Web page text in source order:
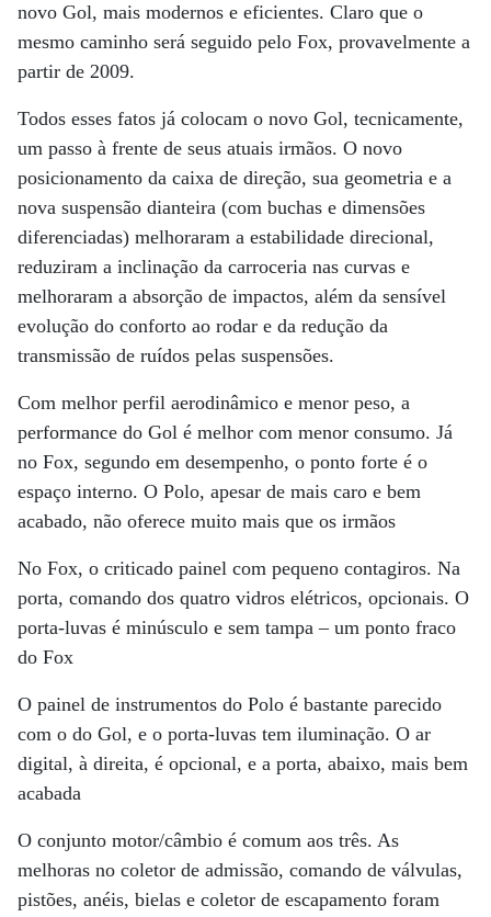
novo Gol, mais modernos e eficientes. Claro que o
mesmo caminho será seguido pelo Fox, provavelmente a
partir de 2009.
Todos esses fatos já colocam o novo Gol, tecnicamente,
um passo à frente de seus atuais irmãos. O novo
posicionamento da caixa de direção, sua geometria e a
nova suspensão dianteira (com buchas e dimensões
diferenciadas) melhoraram a estabilidade direcional,
reduziram a inclinação da carroceria nas curvas e
melhoraram a absorção de impactos, além da sensível
evolução do conforto ao rodar e da redução da
transmissão de ruídos pelas suspensões.
Com melhor perfil aerodinâmico e menor peso, a
performance do Gol é melhor com menor consumo. Já
no Fox, segundo em desempenho, o ponto forte é o
espaço interno. O Polo, apesar de mais caro e bem
acabado, não oferece muito mais que os irmãos
No Fox, o criticado painel com pequeno contagiros. Na
porta, comando dos quatro vidros elétricos, opcionais. O
porta-luvas é minúsculo e sem tampa – um ponto fraco
do Fox
O painel de instrumentos do Polo é bastante parecido
com o do Gol, e o porta-luvas tem iluminação. O ar
digital, à direita, é opcional, e a porta, abaixo, mais bem
acabada
O conjunto motor/câmbio é comum aos três. As
melhoras no coletor de admissão, comando de válvulas,
pistões, anéis, bielas e coletor de escapamento foram